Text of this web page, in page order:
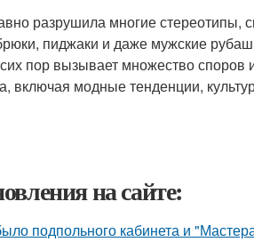
разрушила многие
пиджаки и даже мужские
пор вызывает множество
включая модные тенденции,
на сайте:
подпольного кабинета и